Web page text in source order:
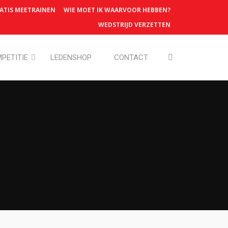
MEETRAINEN
WIE MOET IK WAARVOOR HEBBEN?
WEDSTRIJD VERZETTEN
LEDENSHOP CONTACT